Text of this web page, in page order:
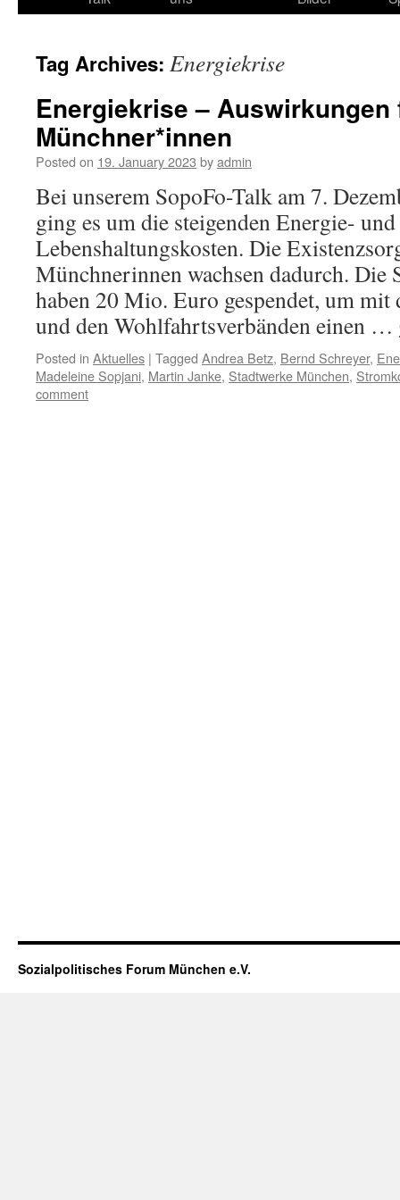
Tag Archives: Energiekrise
Energiekrise – Auswirkungen
Münchner*innen
Posted on 19. January 2023 byadmin
Bei unserem SopoFo-Talk am 7.
ging es um die steigenden Energie- und
Lebenshaltungskosten. Die
Münchnerinnen wachsen dadurch. Die
haben 20 Mio. Euro gespendet, um mit
und den Wohlfahrtsverbänden einen …
Posted in Aktuelles | Tagged Andrea Betz, Bernd Schreyer,
Madeleine Sopjani, Martin Janke, Stadtwerke München,
comment
Sozialpolitisches Forum München e.V.